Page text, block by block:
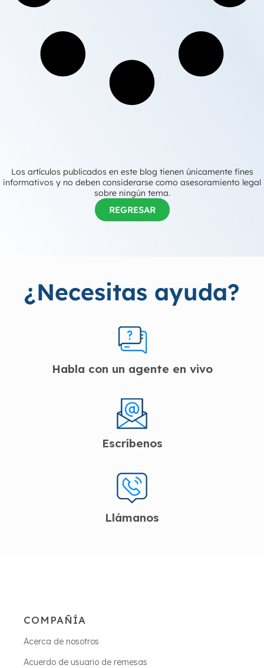
Los artículos publicados en este blog tienen únicamente fines
informativos y no deben considerarse como asesoramiento legal
sobre ningún tema.
REGRESAR
¿Necesitas ayuda?
Habla con un agente en vivo
Escríbenos
Llámanos
COMPAÑÍA
Acerca de nosotros
Acuerdo de usuario de remesas